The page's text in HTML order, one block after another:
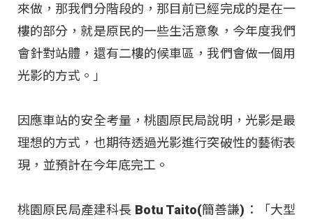
來做，那我們分階段的，那目前已經完成的是在一
樓的部分，就是原民的一些生活意象，今年度我們
會針對站體，還有二樓的候車區，我們會做一個用
光影的方式。」
因應車站的安全考量，桃園原民局說明，光影是最
理想的方式，也期待透過光影進行突破性的藝術表
現，並預計在今年底完工。
桃園原民局產建科長 Botu Taito(簡善謙)：「大型